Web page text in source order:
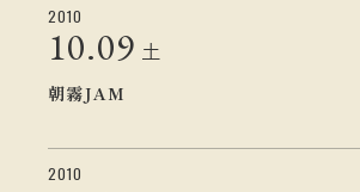
2010
10.09 土
朝霧JAM
2010